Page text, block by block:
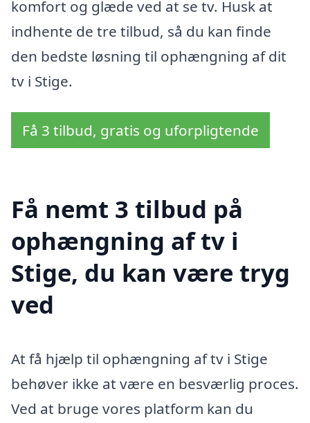
komfort og glæde ved at se tv. Husk at
indhente de tre tilbud, så du kan finde
den bedste løsning til ophængning af dit
tv i Stige.
Få 3 tilbud, gratis og uforpligtende
Få nemt 3 tilbud på
ophængning af tv i
Stige, du kan være tryg
ved
At få hjælp til ophængning af tv i Stige
behøver ikke at være en besværlig proces.
Ved at bruge vores platform kan du